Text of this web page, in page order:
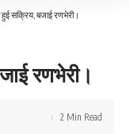
हुई सक्रिय, बजाई रणभेरी।
रणभेरी।
2 Min Read